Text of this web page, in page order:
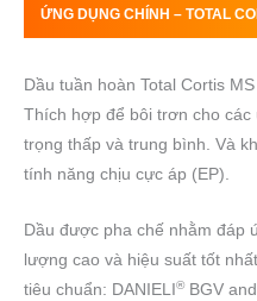
ỨNG DỤNG CHÍNH – TOTAL
Dầu tuần hoàn Total Cortis
Thích hợp để bôi trơn cho
trọng thấp và trung bình. Và
tính năng chịu cực áp (EP).
Dầu được pha chế nhằm đáp
lượng cao và hiệu suất tốt
tiêu chuẩn: DANIELI ® BGV